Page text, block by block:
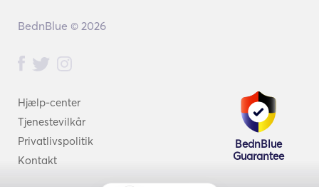
Hjælp-center
Tjenestevilkår
Privatlivspolitik
Kontakt
BednBlue
Guarantee
BednBlue © 2026